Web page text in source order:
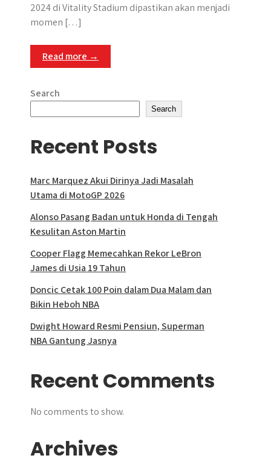
2024 di Vitality Stadium dipastikan akan menjadi
momen […]
Read more →
Search
Search
Recent Posts
Marc Marquez Akui Dirinya Jadi Masalah
Utama di MotoGP 2026
Alonso Pasang Badan untuk Honda di Tengah
Kesulitan Aston Martin
Cooper Flagg Memecahkan Rekor LeBron
James di Usia 19 Tahun
Doncic Cetak 100 Poin dalam Dua Malam dan
Bikin Heboh NBA
Dwight Howard Resmi Pensiun, Superman
NBA Gantung Jasnya
Recent Comments
No comments to show.
Archives